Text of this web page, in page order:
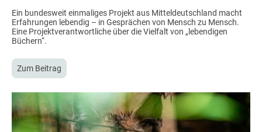
Ein bundesweit einmaliges Projekt aus Mitteldeutschland macht
Erfahrungen lebendig – in Gesprächen von Mensch zu Mensch.
Eine Projektverantwortliche über die Vielfalt von „lebendigen
Büchern“.
Zum Beitrag